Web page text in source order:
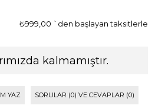
₺999,00 `den başlayan taksitlerle
kalmamıştır.
YAZ SORULAR (0) VE CEVAPLAR (0)